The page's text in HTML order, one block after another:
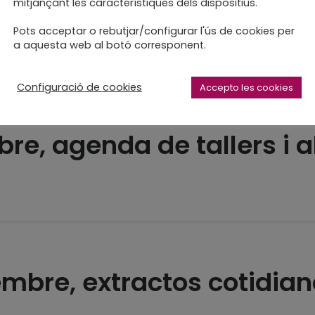
cotidianos
de la Plata
agenda de tallers i
extractos
mitjançant les característiques dels dispositius.
Pots acceptar o rebutjar/configurar l'ús de cookies per
a aquesta web al botó corresponent.
Configuració de cookies Accepto les cookies